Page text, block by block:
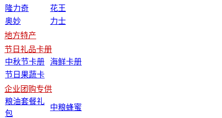
隆力奇
花王
奥妙
力士
地方特产
节日礼品卡册
中秋节卡册
海鲜卡册
节日果蔬卡
企业团购专供
粮油套餐礼
包
中粮蜂蜜